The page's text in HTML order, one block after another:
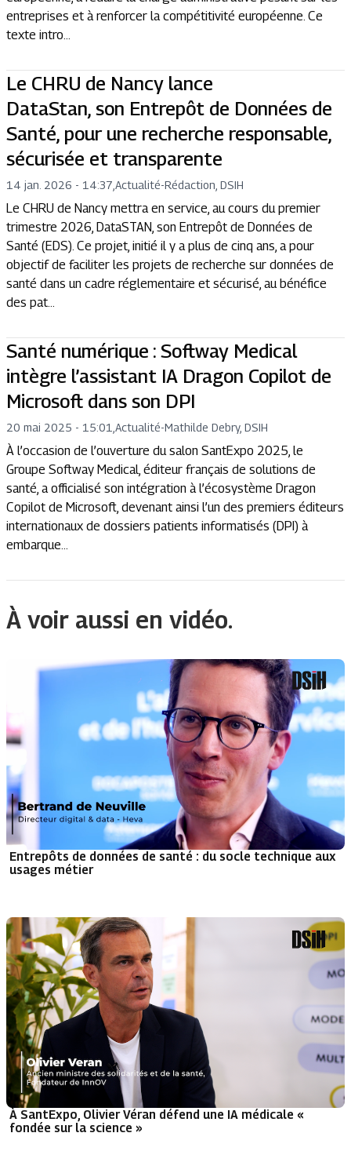
entreprises et à renforcer la compétitivité européenne. Ce
texte intro...
Le CHRU de Nancy lance
DataStan, son Entrepôt de Données de
Santé, pour une recherche responsable,
sécurisée et transparente
14 jan. 2026 - 14:37 Actualité-Rédaction, DSIH
Le CHRU de Nancy mettra en service, au cours du premier
trimestre 2026, DataSTAN, son Entrepôt de Données de
Santé (EDS). Ce projet, initié il y a plus de cinq ans, a pour
objectif de faciliter les projets de recherche sur données de
santé dans un cadre réglementaire et sécurisé, au bénéfice
des pat...
Santé numérique : Softway Medical
intègre l’assistant IA Dragon Copilot de
Microsoft dans son DPI
20 mai 2025 - 15:01 Actualité-Mathilde Debry, DSIH
À l’occasion de l’ouverture du salon SantExpo 2025, le
Groupe Softway Medical, éditeur français de solutions de
santé, a officialisé son intégration à l’écosystème Dragon
Copilot de Microsoft, devenant ainsi l’un des premiers éditeurs
internationaux de dossiers patients informatisés (DPI) à
embarque...
À voir aussi en vidéo.
Entrepôts de données de santé : du socle technique aux
usages métier
À SantExpo, Olivier Véran défend une IA médicale «
fondée sur la science »